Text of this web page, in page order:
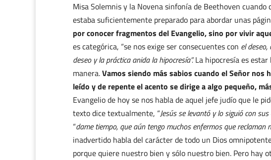
Misa Solemnis y la Novena sinfonía de Beethoven
estaba suficientemente preparado para abordar unas
por conocer fragmentos del Evangelio, sino por vivir
es categórica, “se nos exige ser consecuentes con el
deseo y la práctica anida la hipocresía”.La hipocresía es
manera.Vamos siendo más sabios cuando el Señor nos
leído y de repente el acento se dirige a algo pequeño,
Evangelio de hoy se nos habla de aquel jefe judío que le
texto dice textualmente, “Jesús se levantó y lo siguió con sus
“dame tiempo, que aún tengo muchos enfermos que reclaman
inadvertido habla del carácter de todo un Dios
porque quiere nuestro bien y sólo nuestro bien. Pero hay